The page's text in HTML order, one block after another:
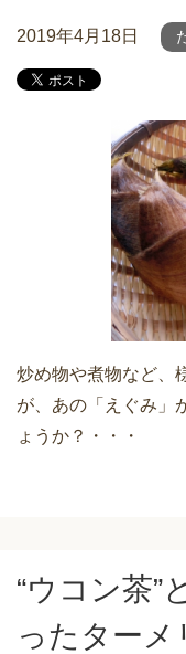
2019年4月18日
炒め物や煮物など、
が、あの「えぐみ」
ょうか？・・・
“ウコン茶”
ったターメ